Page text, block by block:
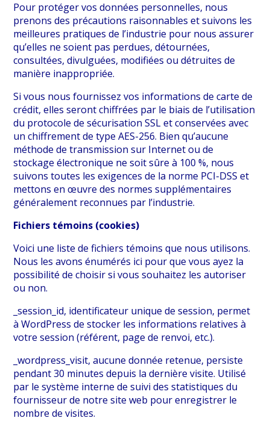
Pour protéger vos données personnelles, nous
prenons des précautions raisonnables et suivons les
meilleures pratiques de l’industrie pour nous assurer
qu’elles ne soient pas perdues, détournées,
consultées, divulguées, modifiées ou détruites de
manière inappropriée.
Si vous nous fournissez vos informations de carte de
crédit, elles seront chiffrées par le biais de l’utilisation
du protocole de sécurisation SSL et conservées avec
un chiffrement de type AES-256. Bien qu’aucune
méthode de transmission sur Internet ou de
stockage électronique ne soit sûre à 100 %, nous
suivons toutes les exigences de la norme PCI-DSS et
mettons en œuvre des normes supplémentaires
généralement reconnues par l’industrie.
Fichiers témoins (cookies)
Voici une liste de fichiers témoins que nous utilisons.
Nous les avons énumérés ici pour que vous ayez la
possibilité de choisir si vous souhaitez les autoriser
ou non.
_session_id, identificateur unique de session, permet
à WordPress de stocker les informations relatives à
votre session (référent, page de renvoi, etc.).
_wordpress_visit, aucune donnée retenue, persiste
pendant 30 minutes depuis la dernière visite. Utilisé
par le système interne de suivi des statistiques du
fournisseur de notre site web pour enregistrer le
nombre de visites.